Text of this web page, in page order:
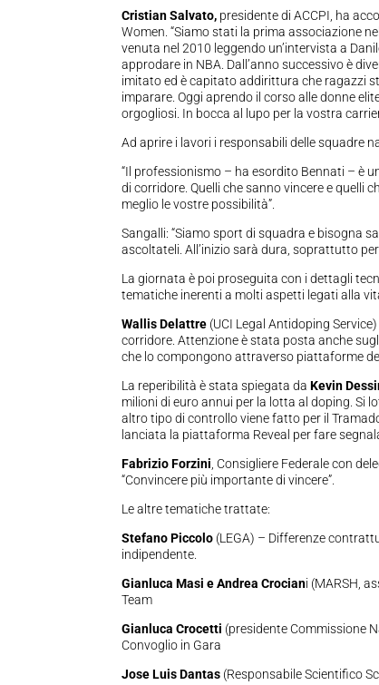
Cristian Salvato, presidente di ACCPI, ha
Women. “Siamo stati la prima associazione
venuta nel 2010 leggendo un’intervista a
approdare in NBA. Dall’anno successivo è
imitato ed è capitato addirittura che ragazzi
imparare. Oggi aprendo il corso alle donne
orgogliosi. In bocca al lupo per la vostra
Ad aprire i lavori i responsabili delle squadre
“Il professionismo – ha esordito Bennati – è
di corridore. Quelli che sanno vincere e quelli
meglio le vostre possibilità”.
Sangalli: “Siamo sport di squadra e bisogna
ascoltateli. All’inizio sarà dura, soprattutto
La giornata è poi proseguita con i dettagli
tematiche inerenti a molti aspetti legati alla
Wallis Delattre (UCI Legal Antidoping
corridore. Attenzione è stata posta anche
che lo compongono attraverso piattaforme
La reperibilità è stata spiegata daKevin
milioni di euro annui per la lotta al doping. Si
altro tipo di controllo viene fatto per il
lanciata la piattaforma Reveal per fare
Fabrizio Forzini , Consigliere Federale con
“Convincere più importante di vincere”.
Le altre tematiche trattate:
Stefano Piccolo (LEGA) – Differenze
indipendente.
Gianluca Masi e Andrea Crociani (MARSH,
Team
Gianluca Crocetti (presidente Commissione
Convoglio in Gara
Jose Luis Dantas (Responsabile Scientifico